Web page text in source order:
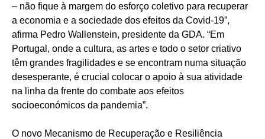
– não fique à margem do esforço coletivo para recuperar
a economia e a sociedade dos efeitos da Covid-19”,
afirma Pedro Wallenstein, presidente da GDA. “Em
Portugal, onde a cultura, as artes e todo o setor criativo
têm grandes fragilidades e se encontram numa situação
desesperante, é crucial colocar o apoio à sua atividade
na linha da frente do combate aos efeitos
socioeconómicos da pandemia”.
O novo Mecanismo de Recuperação e Resiliência